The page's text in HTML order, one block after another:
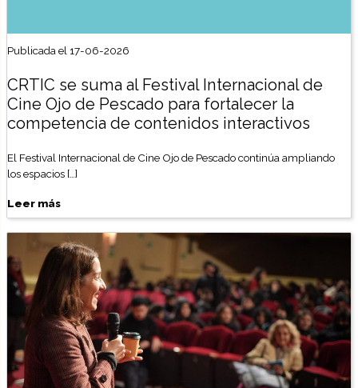
Publicada el 17-06-2026
CRTIC se suma al Festival Internacional de
Cine Ojo de Pescado para fortalecer la
competencia de contenidos interactivos
El Festival Internacional de Cine Ojo de Pescado continúa ampliando
los espacios […]
Leer más